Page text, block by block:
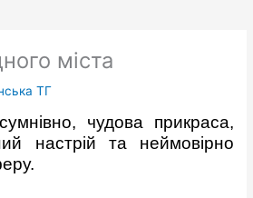
міста
ТГ
чудова прикраса,
настрій та неймовірно